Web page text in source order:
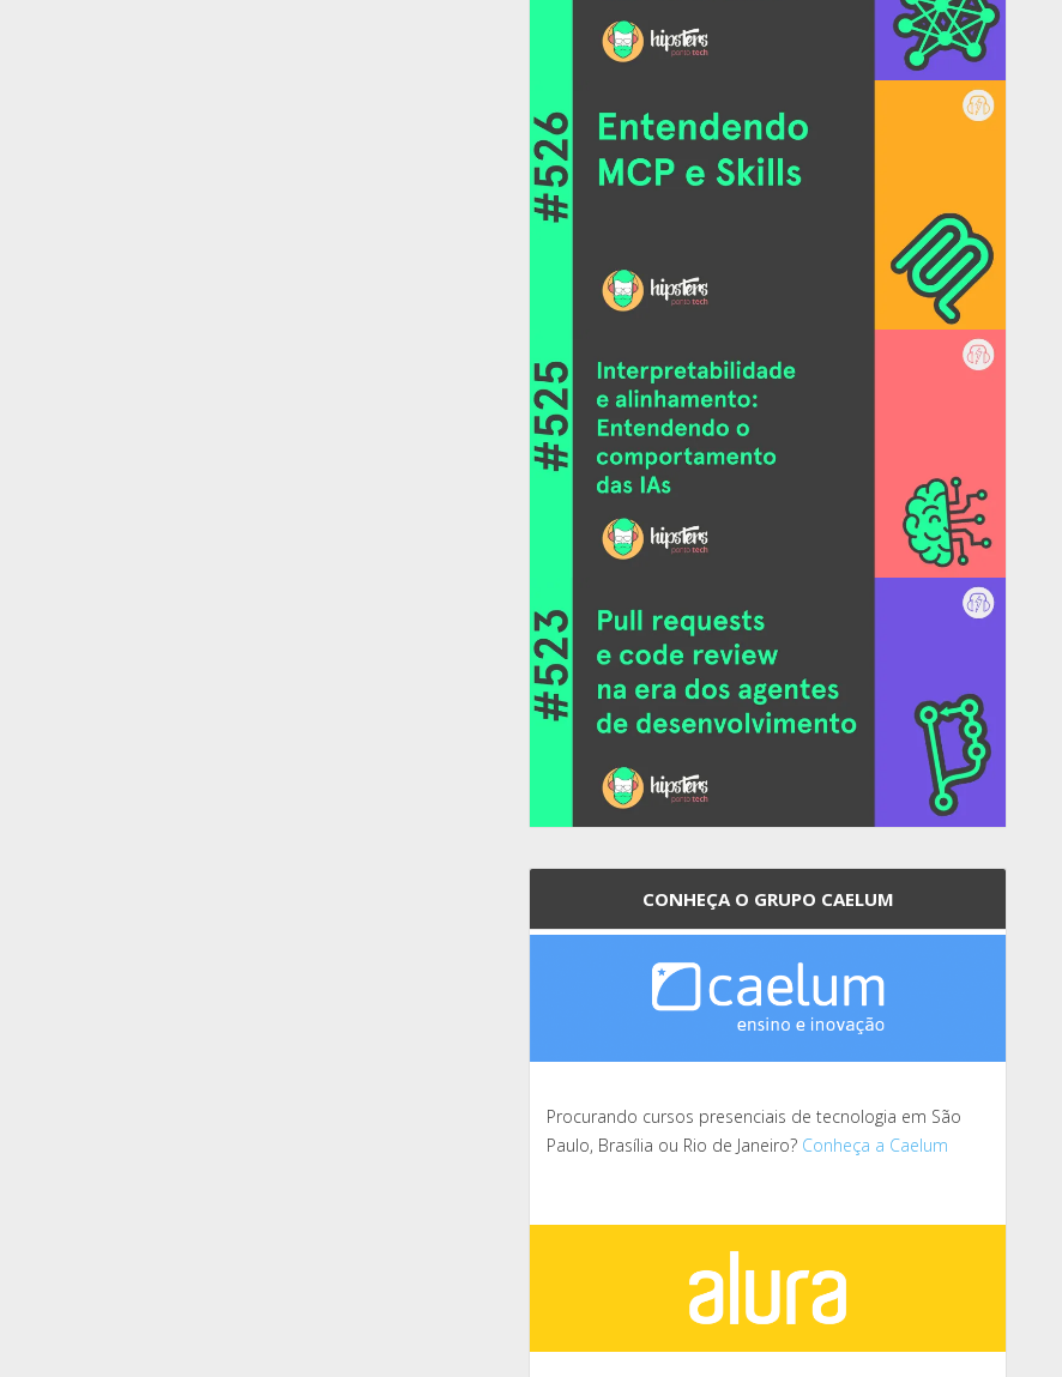
CONHEÇA O GRUPO CAELUM
Procurando cursos presenciais de tecnologia em São
Paulo, Brasília ou Rio de Janeiro? Conheça a Caelum